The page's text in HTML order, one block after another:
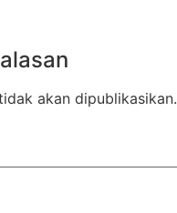
akan dipublikasikan.